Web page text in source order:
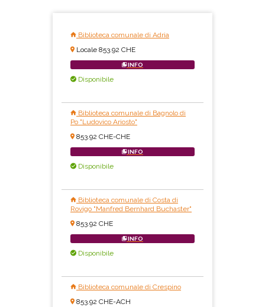
Biblioteca comunale di Adria
Locale 853.92 CHE
INFO
Disponibile
Biblioteca comunale di Bagnolo di
Po "Ludovico Ariosto"
853.92 CHE-CHE
INFO
Disponibile
Biblioteca comunale di Costa di
Rovigo "Manfred Bernhard Buchaster"
853.92 CHE
INFO
Disponibile
Biblioteca comunale di Crespino
853.92 CHE-ACH